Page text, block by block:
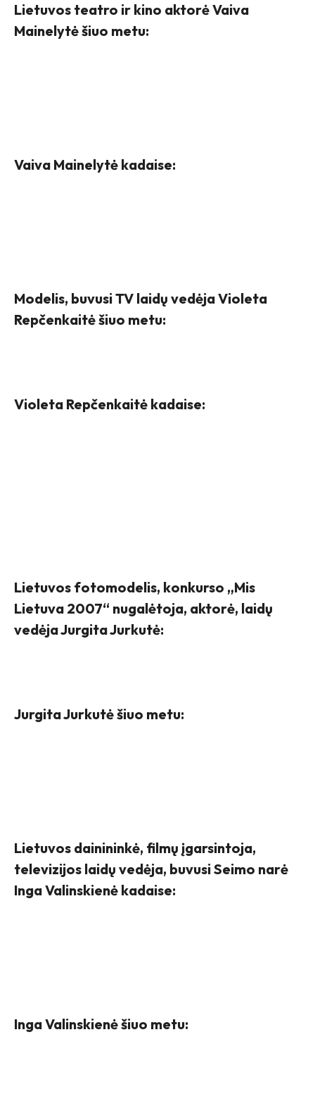
Lietuvos teatro ir kino aktorė Vaiva
Mainelytė šiuo metu:
Vaiva Mainelytė kadaise:
Modelis, buvusi TV laidų vedėja Violeta
Repčenkaitė šiuo metu:
Violeta Repčenkaitė kadaise:
Lietuvos fotomodelis, konkurso „Mis
Lietuva 2007“ nugalėtoja, aktorė, laidų
vedėja Jurgita Jurkutė:
Jurgita Jurkutė šiuo metu:
Lietuvos dainininkė, filmų įgarsintoja,
televizijos laidų vedėja, buvusi Seimo narė
Inga Valinskienė kadaise:
Inga Valinskienė šiuo metu: